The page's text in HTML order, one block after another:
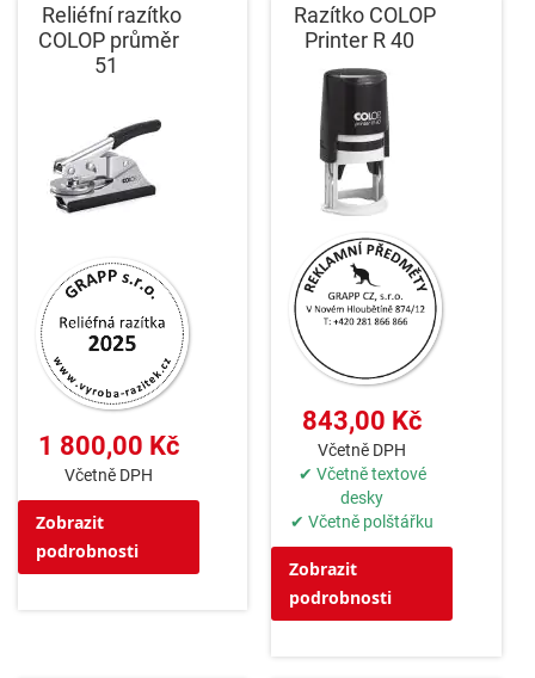
Reliéfní razítko
COLOP průměr
51
1 800,00 Kč
Včetně DPH
Zobrazit
podrobnosti
Razítko COLOP
Printer R 40
843,00 Kč
Včetně DPH
✔ Včetně textové
desky
✔ Včetně polštářku
Zobrazit
podrobnosti